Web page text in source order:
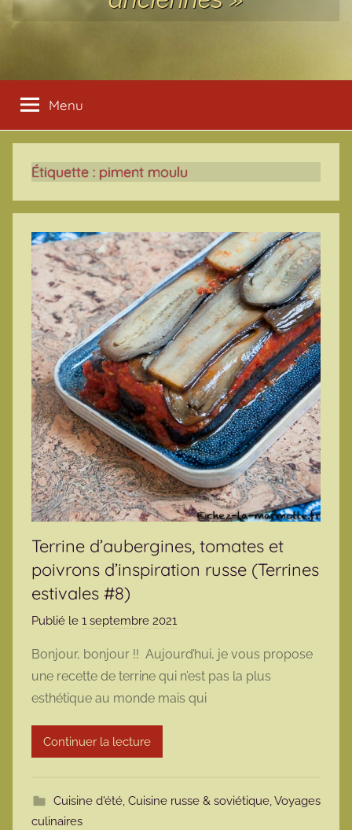
Menu
Étiquette : piment moulu
Terrine d’aubergines, tomates et
poivrons d’inspiration russe (Terrines
estivales #8)
Publié le 1 septembre 2021
r
m
a
t
Bonjour, bonjour !! Aujourd’hui, je vous propose
une recette de terrine qui n’est pas la plus
esthétique au monde mais qui
Continuer la lecture
Cuisine d'été, Cuisine russe & soviétique,Voyages
culinaires